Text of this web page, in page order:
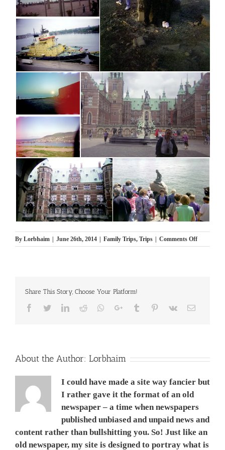
By Lorbhaim | June 26th, 2014 | Family Trips, Trips | Comments Offon
סקנדינביה
Share This Story, Choose Your Platform!
Facebook
TwitterLinkedIn
Reddit Whatsapp
Google+Tumblr Pinterest
Vk Email
About the Author: Lorbhaim
I could have made a site way fancier but
I rather gave it the format of an old
newspaper – a time when newspapers
published unbiased and unpaid news and
content rather than bullshitting you. So! Just like an
old newspaper, my site is designed to portray what is